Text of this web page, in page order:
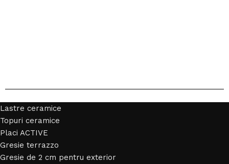
Lastre ceramice
Topuri ceramice
Placi ACTIVE
Gresie terrazzo
Gresie de 2 cm pentru exterior